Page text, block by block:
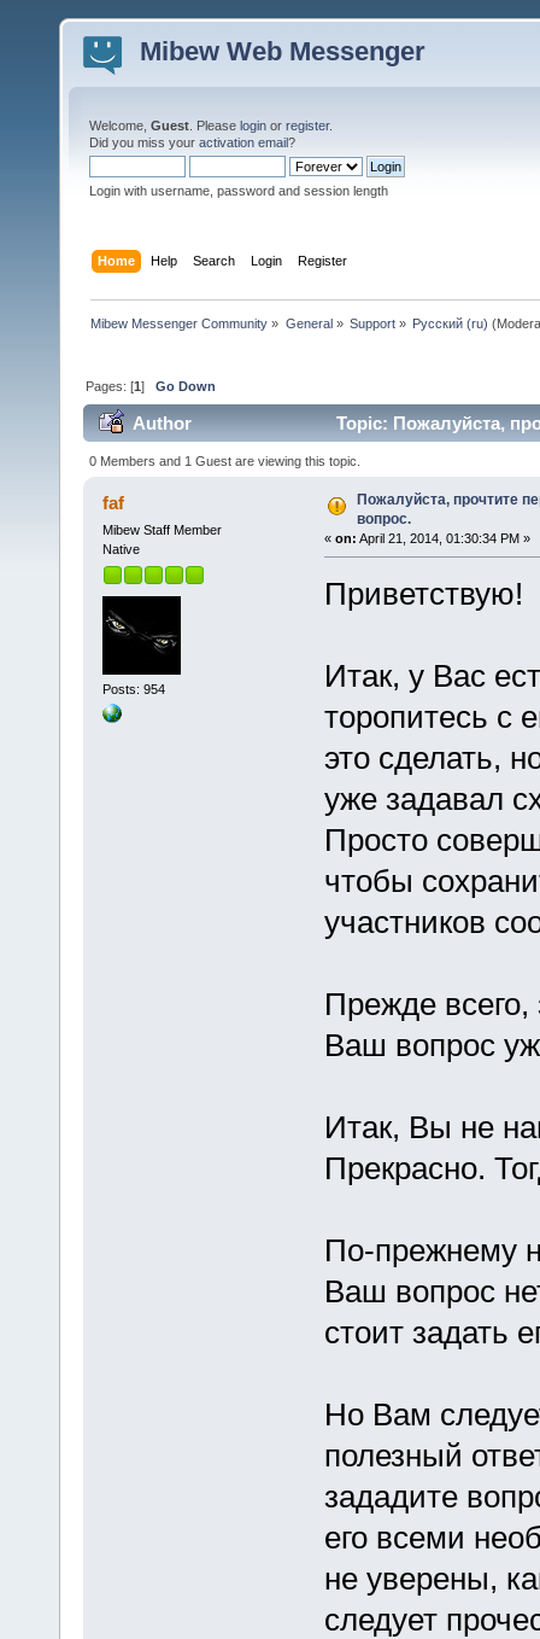
Mibew Web Messenger
Welcome, Guest . Please login or register.
Did you miss your activation email?
Login with username, password and session length
Home Help Search Login Register
Mibew Messenger Community » General» Support» Русский (ru)
Pages: [1]Go Down
Author Topic: Пожалуйста,
0 Members and 1 Guest are viewing this topic.
faf
Mibew Staff Member
Native
Posts: 954
Пожалуйста, прочтите
вопрос.
« on: April 21, 2014, 01:30:34 PM »
Приветствую!
Итак, у Вас
торопитесь с
это сделать,
уже задавал
Просто
чтобы
участников
Прежде всего,
Ваш вопрос
Итак, Вы не
Прекрасно.
По-прежнему
Ваш вопрос
стоит задать
Но Вам
полезный
зададите
его всеми
не уверены,
следует